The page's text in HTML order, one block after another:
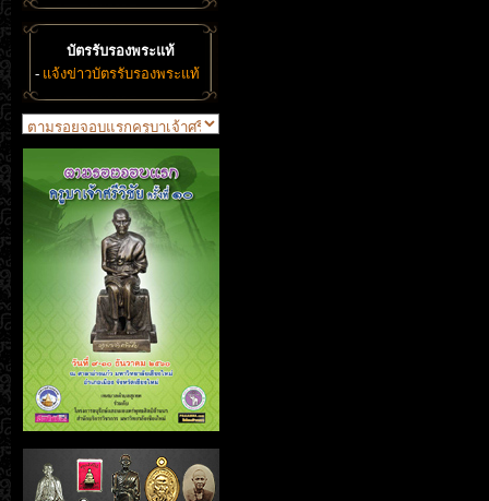
บัตรรับรองพระแท้
- แจ้งข่าวบัตรรับรองพระแท้